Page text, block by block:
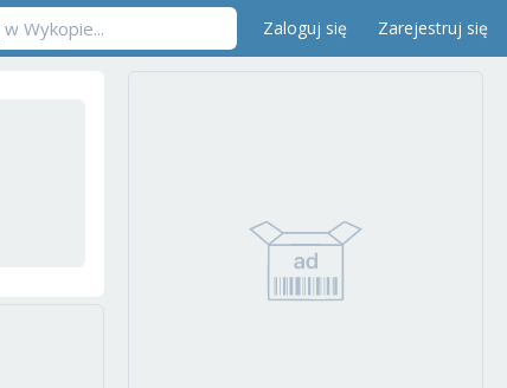
Zaloguj się Zarejestruj się